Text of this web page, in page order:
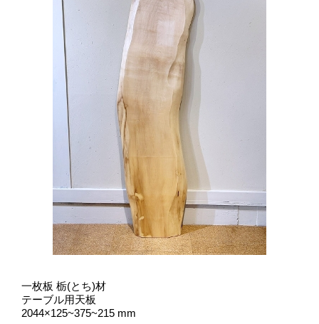
一枚板 栃(とち)材
テーブル用天板
2044×125~375~215 mm